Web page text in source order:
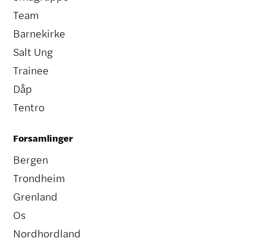
Team
Barnekirke
Salt Ung
Trainee
Dåp
Tentro
Forsamlinger
Bergen
Trondheim
Grenland
Os
Nordhordland